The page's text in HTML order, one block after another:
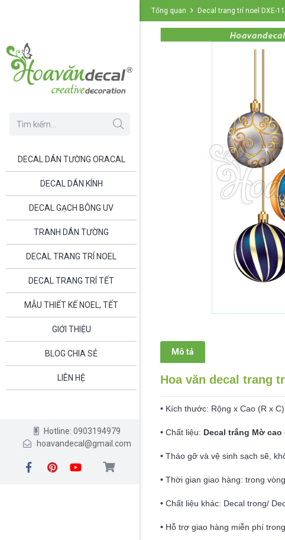
DECAL DÁN TƯỜNG ORACAL
DECAL DÁN KÍNH
DECAL GẠCH BÔNG UV
TRANH DÁN TƯỜNG
DECAL TRANG TRÍ NOEL
DECAL TRANG TRÍ TẾT
MẪU THIẾT KẾ NOEL, TẾT
GIỚI THIỆU
BLOG CHIA SẺ
LIÊN HỆ
Hotline: 0903194979
hoavandecal@gmail.com
Tổng quan Decal trang trí noel DXE-
Mô tả
Hoa văn decal trang
• Kích thước: Rộng x Cao (R x
• Chất liệu: Decal trắng Mờ
• Tháo gỡ và vệ sinh sạch sẽ,
• Thời gian giao hàng: trong
• Chất liệu khác: Decal trong/
• Hỗ trợ giao hàng miễn phí